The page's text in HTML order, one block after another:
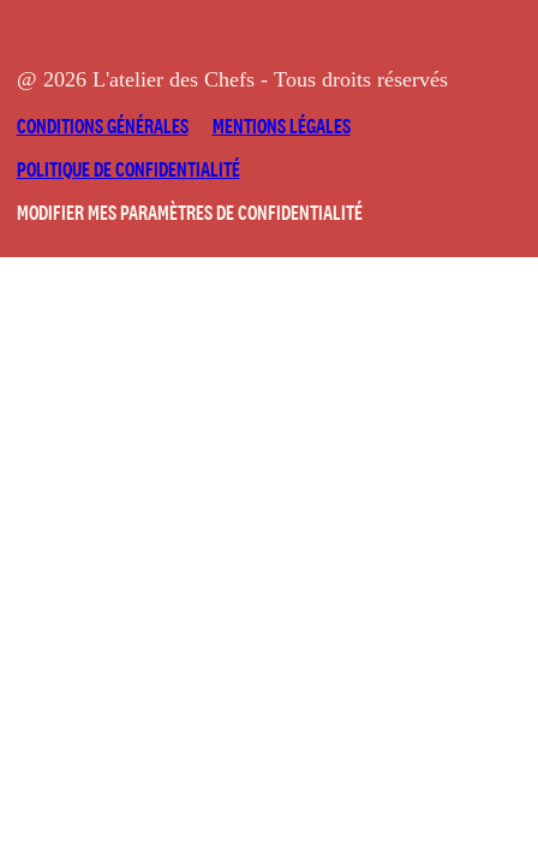
@ 2026 L'atelier des Chefs - Tous droits réservés
CONDITIONS GÉNÉRALES
MENTIONS LÉGALES
POLITIQUE DE CONFIDENTIALITÉ
MODIFIER MES PARAMÈTRES DE CONFIDENTIALITÉ